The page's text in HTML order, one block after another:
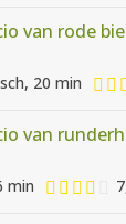
van rode
20 min
van
min